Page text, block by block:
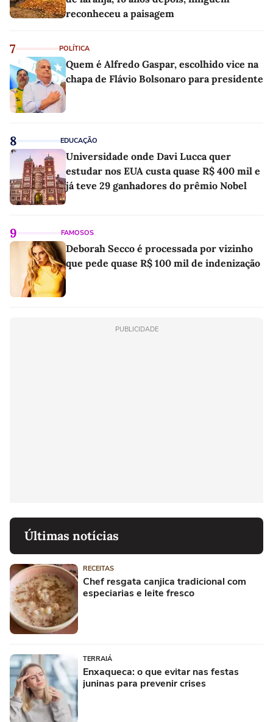
reconheceu a paisagem
7 POLÍTICA
Quem é Alfredo Gaspar, escolhido vice na
chapa de Flávio Bolsonaro para presidente
8 EDUCAÇÃO
Universidade onde Davi Lucca quer
estudar nos EUA custa quase R$ 400 mil e
já teve 29 ganhadores do prêmio Nobel
9 FAMOSOS
Deborah Secco é processada por vizinho
que pede quase R$ 100 mil de indenização
PUBLICIDADE
Últimas notícias
RECEITAS
Chef resgata canjica tradicional com
especiarias e leite fresco
TERRAIÁ
Enxaqueca: o que evitar nas festas
juninas para prevenir crises